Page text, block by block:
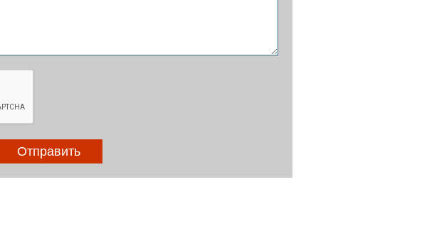
Отправить